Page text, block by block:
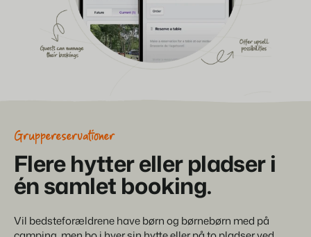
Gruppereservationer
Flere hytter eller pladser i
én samlet booking.
Vil bedsteforældrene have børn og børnebørn med på